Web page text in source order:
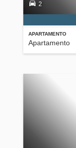
APARTAMENTO
Apartamento
2